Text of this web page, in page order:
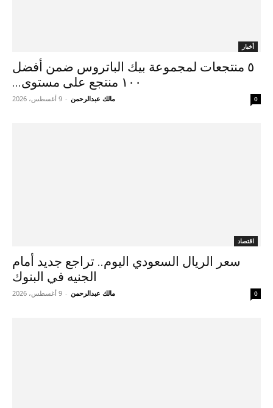
أخبار
٥ منتجعات لمجموعة بيك الباتروس ضمن أفضل
١٠٠ منتجع على مستوى...
مالك عبدالرحمن - 9 أغسطس، 2026 0
اقتصاد
سعر الريال السعودي اليوم.. تراجع جديد أمام
الجنيه في البنوك
مالك عبدالرحمن - 9 أغسطس، 2026 0